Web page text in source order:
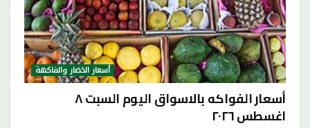
أسعار الخضار والفاكهة
أسعار الفواكه بالاسواق اليوم السبت ٨
اغسطس ٢٠٢٦